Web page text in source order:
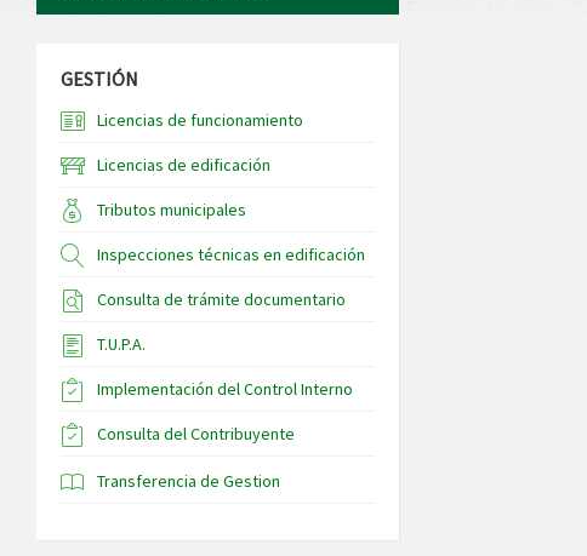
GESTIÓN
Licencias de funcionamiento
Licencias de edificación
Tributos municipales
Inspecciones técnicas en edificación
Consulta de trámite documentario
T.U.P.A.
Implementación del Control Interno
Consulta del Contribuyente
Transferencia de Gestion